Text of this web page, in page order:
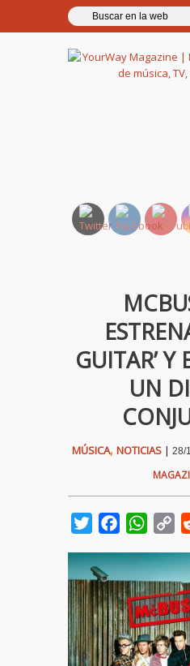
GUITAR’ Y
UN
MÚSICA, NOTICIAS | 28/
TwitterFacebook